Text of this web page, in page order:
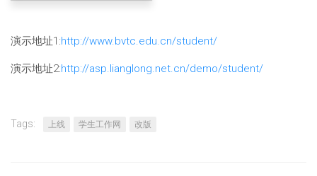
演示地址1:http://www.bvtc.edu.cn/student/
演示地址2:http://asp.lianglong.net.cn/demo/student/
Tags: 上线 学生工作网 改版